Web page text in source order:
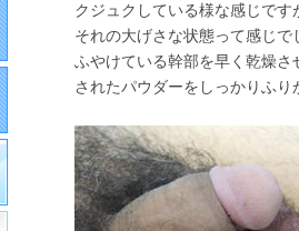
クジュクしている様な感じで
それの大げさな状態って感じで
ふやけている幹部を早く乾燥
されたパウダーをしっかりふり